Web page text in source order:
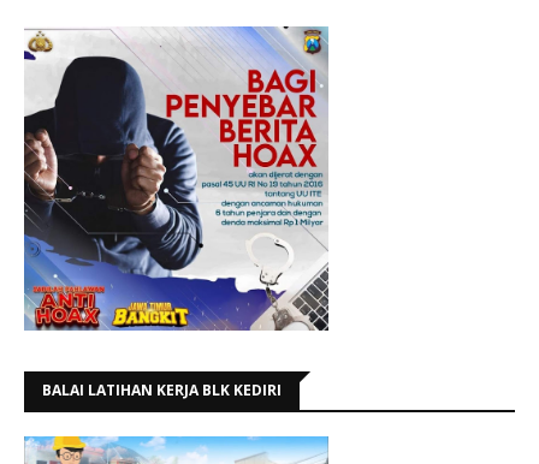
BALAI LATIHAN KERJA BLK KEDIRI